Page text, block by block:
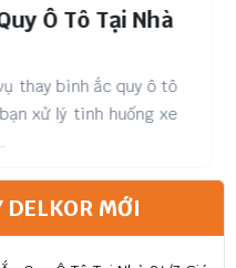
Ô Tô Tại Nhà
thay bình ắc quy ô tô
xử lý tình huống xe
DELKOR MỚI